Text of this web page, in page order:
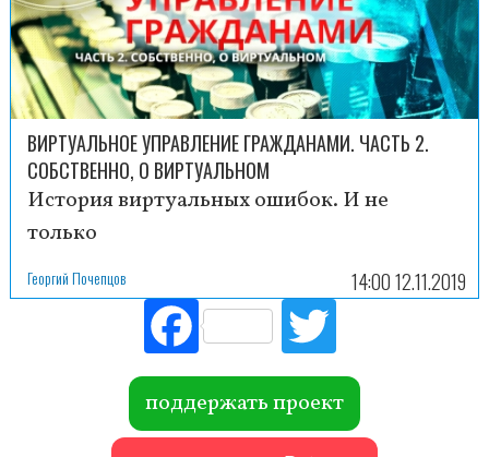
ВИРТУАЛЬНОЕ УПРАВЛЕНИЕ ГРАЖДАНАМИ. ЧАСТЬ 2.
СОБСТВЕННО, О ВИРТУАЛЬНОМ
История виртуальных ошибок. И не
только
Георгий Почепцов 14:00 12.11.2019
Fac
ebo
ok r
поддержать проект